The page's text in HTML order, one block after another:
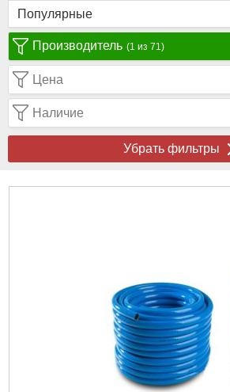
Производитель (1 из 71)
Цена
Наличие
Убрать фильтры